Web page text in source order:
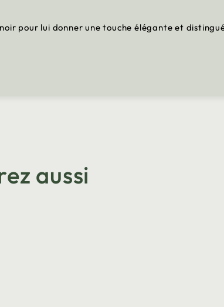
pour lui donner une touche élégante et
aussi